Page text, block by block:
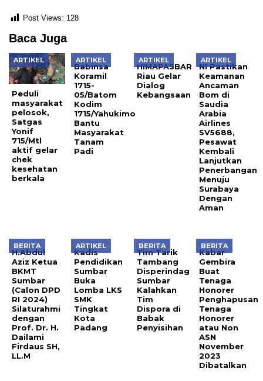
Post Views: 128
Baca Juga
ARTIKEL
Peduli
masyarakat
pelosok,
Satgas
Yonif
715/Mtl
aktif gelar
chek
kesehatan
berkala
ARTIKEL
Babinsa
Koramil
1715-
05/Batom
Kodim
1715/Yahukimo
Bantu
Masyarakat
Tanam
Padi
ARTIKEL
HIMAPASBAR
Riau Gelar
Dialog
Kebangsaan
ARTIKEL
NI Pastikan
Keamanan
Ancaman
Bom di
Saudia
Arabia
Airlines
SV5688,
Pesawat
Kembali
Lanjutkan
Penerbangan
Menuju
Surabaya
Dengan
Aman
BERITA
H.Abdul
Aziz Ketua
BKMT
Sumbar
(Calon DPD
RI 2024)
Silaturahmi
dengan
Prof. Dr. H.
Dailami
Firdaus SH,
LL.M
ARTIKEL
Kadis
Pendidikan
Sumbar
Buka
Lomba LKS
SMK
Tingkat
Kota
Padang
BERITA
Tim Tarik
Tambang
Disperindag
Sumbar
Kalahkan
Tim
Dispora di
Babak
Penyisihan
BERITA
Kabar
Gembira
Buat
Tenaga
Honorer
Penghapusan
Tenaga
Honorer
atau Non
ASN
November
2023
Dibatalkan